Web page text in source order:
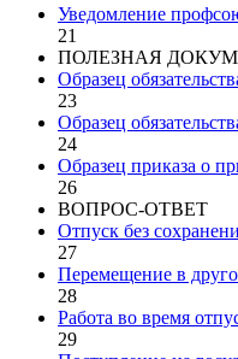
Уведомление
21
ПОЛЕЗНАЯ
Образец
23
Образец
24
Образец приказа о
26
ВОПРОС-ОТВЕТ
Отпуск без
27
Перемещение в
28
Работа во время
29